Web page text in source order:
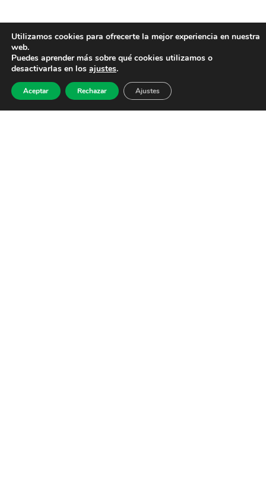
Utilizamos cookies para ofrecerte la mejor experiencia en nuestra
web.
Puedes aprender más sobre qué cookies utilizamos o
desactivarlas en los ajustes.
Aceptar Rechazar Ajustes